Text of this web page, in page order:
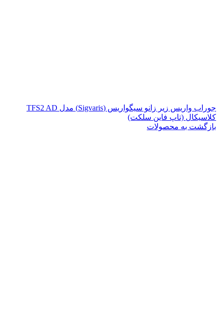
جوراب واریس زیر زانو سیگواریس (Sigvaris) مدل TFS2 AD
کلاسیکال (تاپ فاین سلکت)
بازگشت به محصولات